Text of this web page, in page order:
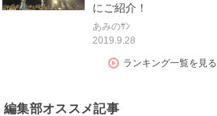
にご紹介！
あみのｻﾝ
2019.9.28
ランキング一覧を見る
編集部オススメ記事